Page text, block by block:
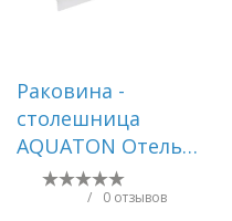
Раковина -
столешница
AQUATON Отель
1500, белая ()
1A70133NOT010
/ 0 отзывов